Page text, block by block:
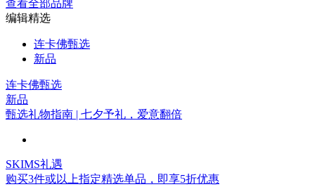
查看全部品牌
编辑精选
连卡佛甄选
新品
连卡佛甄选
新品
甄选礼物指南 | 七夕予礼，爱意翻倍
SKIMS礼遇
购买3件或以上指定精选单品，即享5折优惠